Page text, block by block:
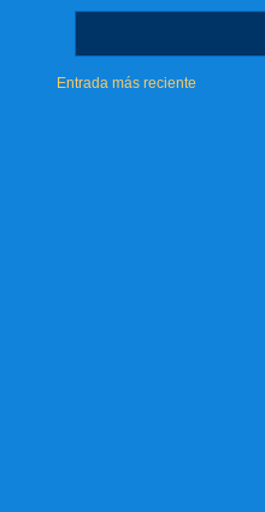
Entrada más reciente